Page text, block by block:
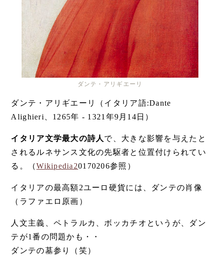
ダンテ・アリギエーリ
ダンテ・アリギエーリ（イタリア語:Dante
Alighieri、1265年 - 1321年9月14日）
イタリア文学最大の詩人 で、大きな影響を与えたと
されるルネサンス文化の先駆者と位置付けられてい
る。（Wikipedia20170206参照）
イタリアの最高額2ユーロ硬貨には、ダンテの肖像
（ラファエロ原画）
人文主義、ペトラルカ、ボッカチオというが、ダン
テが1番の問題かも・・
ダンテの墓参り（笑）